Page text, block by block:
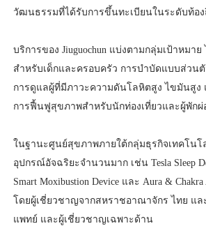
วัฒนธรรมที่ได้รับการขึ้นทะเบียนในระดับท้อ
บริการของ Jiuguochun แบ่งตามกลุ่มเป้าหมา
สำหรับเด็กและครอบครัว การบำบัดแบบส่วน
การดูแลผู้ที่มีภาวะความดันโลหิตสูง ไขมันสูง
การฟื้นฟูสุขภาพสำหรับนักท่องเที่ยวและผู้พักผ่
ในฐานะศูนย์สุขภาพภายใต้กลุ่มธุรกิจเทคโนโ
อุปกรณ์อัจฉริยะจำนวนมาก เช่น Tesla Sleep
Smart Moxibustion Device และ Aura &
โดยผู้เชี่ยวชาญจากสหราชอาณาจักร ไทย แล
แพทย์ และผู้เชี่ยวชาญเฉพาะด้าน